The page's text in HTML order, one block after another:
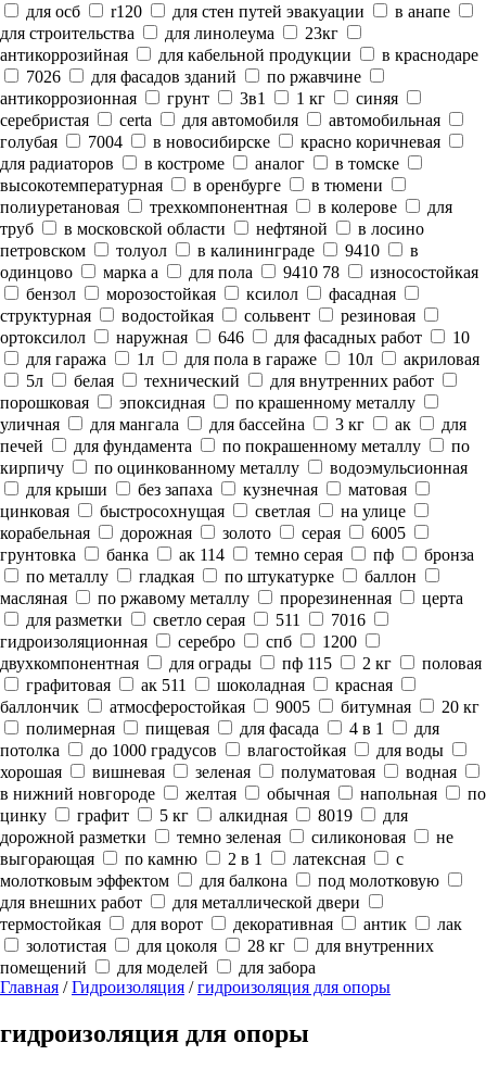
для осб
r120 для стен путей эвакуации
в анапе
для строительства
для линолеума
23кг
антикоррозийная
для кабельной продукции
в краснодаре
7026
для фасадов зданий
по ржавчине
антикоррозионная
грунт 3в1 1 кг
синяя
серебристая
certa для автомобиля
автомобильная
голубая
7004 в новосибирске
красно коричневая
для радиаторов
в костроме аналог
в томске
высокотемпературная
в оренбурге
в тюмени
полиуретановая
трехкомпонентная в колерове
для
труб
в московской области нефтяной
в лосино
петровском
толуол в калининграде 9410
в
одинцово
марка а для пола 9410 78
износостойкая
бензол
морозостойкая ксилол
фасадная
структурная
водостойкая сольвент
резиновая
ортоксилол
наружная 646 для фасадных работ
10
для гаража
1л для пола в гараже 10л
акриловая
5л
белая технический
для внутренних работ
порошковая
эпоксидная
по крашенному металлу
уличная
для мангала для бассейна 3 кг ак
для
печей
для фундамента по покрашенному металлу
по
кирпичу
по оцинкованному металлу
водоэмульсионная
для крыши
без запаха кузнечная
матовая
цинковая
быстросохнущая светлая
на улице
корабельная
дорожная золото серая
6005
грунтовка
банка ак 114 темно серая пф
бронза
по металлу
гладкая по штукатурке
баллон
масляная
по ржавому металлу прорезиненная
церта
для разметки
светло серая 511
7016
гидроизоляционная
серебро спб
1200
двухкомпонентная
для ограды пф 115 2 кг
половая
графитовая
ак 511 шоколадная
красная
баллончик
атмосферостойкая 9005 битумная
20 кг
полимерная
пищевая для фасада 4 в 1
для
потолка
до 1000 градусов влагостойкая
для воды
хорошая
вишневая зеленая полуматовая
водная
в нижний новгороде
желтая обычная напольная
по
цинку
графит 5 кг алкидная 8019
для
дорожной разметки
темно зеленая силиконовая
не
выгорающая
по камню 2 в 1 латексная
с
молотковым эффектом
для балкона
под молотковую
для внешних работ
для металлической двери
термостойкая
для ворот декоративная антик
лак
золотистая
для цоколя 28 кг
для внутренних
помещений
для моделей
для забора
Главная /Гидроизоляция /гидроизоляция для опоры
гидроизоляция для опоры